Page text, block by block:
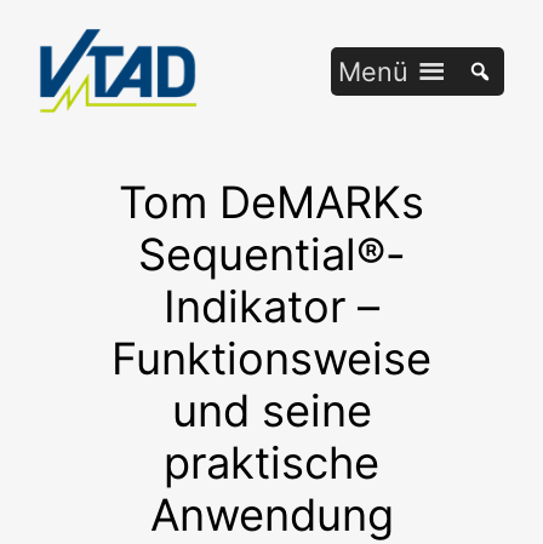
springen
Menü
Tom DeMARKs
Sequential®-
Indikator –
Funktionsweise
und seine
praktische
Anwendung